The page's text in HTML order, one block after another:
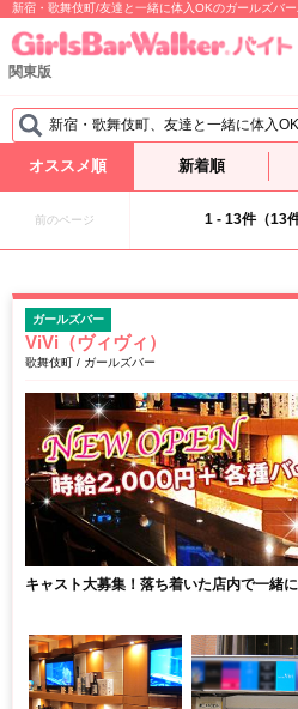
新宿・歌舞伎町/友達と一緒に体入OKのガールズバ
関東版
新宿・歌舞伎町、友達と一緒に体入OK
オススメ順 新着順
前のページ 1 - 13件（13件
ガールズバー
ViVi（ヴィヴィ）
歌舞伎町 / ガールズバー
キャスト大募集！落ち着いた店内で一緒